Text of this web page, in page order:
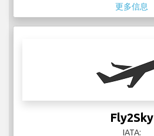
更多信息
Fly2Sky
IATA: